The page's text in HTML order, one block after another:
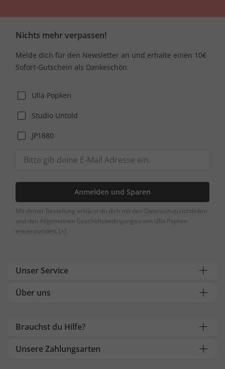
Nichts mehr verpassen!
Melde dich für den Newsletter an und erhalte einen 10€
Sofort-Gutschein als Dankeschön
Ulla Popken
Studio Untold
JP1880
Anmelden und Sparen
Mit deiner Bestellung erklärst du dich mit den Datenschutzrichtlinien
und den Allgemeinen Geschäftsbedingungen von Ulla Popken
einverstanden. [+]
Unser Service
Über uns
Brauchst du Hilfe?
Unsere Zahlungsarten